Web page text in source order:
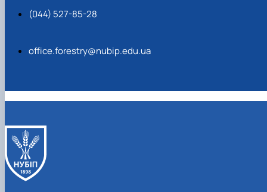
(044) 527-85-28
office.forestry@nubip.edu.ua